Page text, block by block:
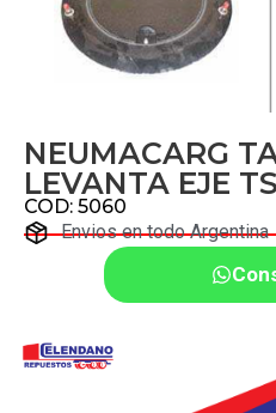
NEUMACARG
LEVANTA EJE
COD: 5060
Envios en todo Argentina